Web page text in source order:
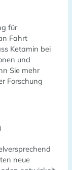
für
Fahrt
Ketamin bei
und
Sie mehr
Forschung
neue